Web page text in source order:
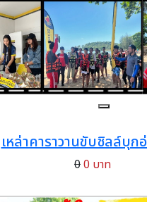
เหล่าคาราวานขับชิลล์บุก
00 บาท